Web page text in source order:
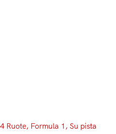
4 Ruote, Formula 1 , Su pista